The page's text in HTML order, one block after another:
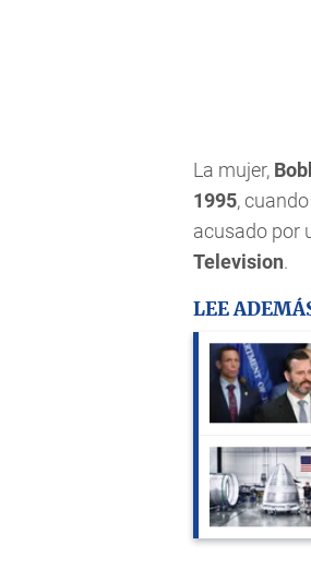
La mujer,
1995,
acusado por
Television.
LEE